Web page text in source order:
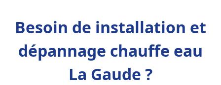
Besoin de installation et
dépannage chauffe eau
La Gaude ?